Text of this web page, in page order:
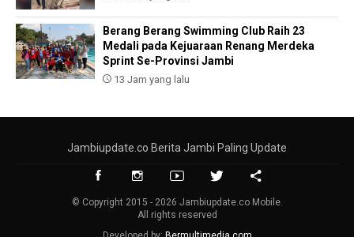
Berang Berang Swimming Club Raih 23
Medali pada Kejuaraan Renang Merdeka
Sprint Se-Provinsi Jambi
13 Jam yang lalu
Jambiupdate.co Berita Jambi Paling Update
© Copyright 2015 - 2026 Jambiupdate.co Mobile.
All rights reserved